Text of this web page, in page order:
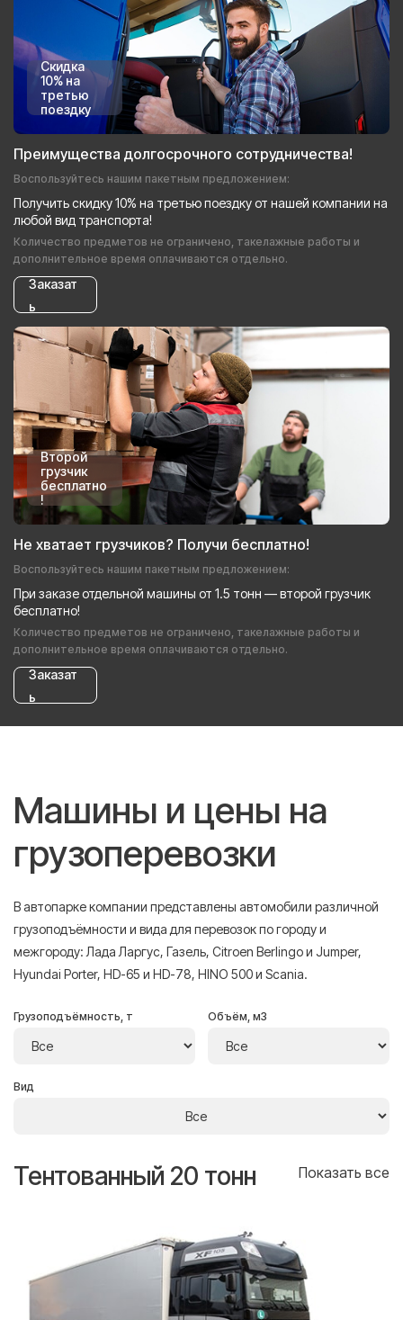
Скидка
10% на
третью
поездку
Преимущества долгосрочного сотрудничества!
Воспользуйтесь нашим пакетным предложением:
Получить скидку 10% на третью поездку от нашей компании на
любой вид транспорта!
Количество предметов не ограничено, такелажные работы и
дополнительное время оплачиваются отдельно.
Заказат
ь
Второй
грузчик
бесплатно
!
Не хватает грузчиков? Получи бесплатно!
Воспользуйтесь нашим пакетным предложением:
При заказе отдельной машины от 1.5 тонн — второй грузчик
бесплатно!
Количество предметов не ограничено, такелажные работы и
дополнительное время оплачиваются отдельно.
Заказат
ь
Машины и цены на
грузоперевозки
В автопарке компании представлены автомобили различной
грузоподъёмности и вида для перевозок по городу и
межгороду: Лада Ларгус, Газель, Citroen Berlingo и Jumper,
Hyundai Porter, HD-65 и HD-78, HINO 500 и Scania.
Грузоподъёмность, т Объём, м3
Вид
Тентованный 20 тонн Показать все